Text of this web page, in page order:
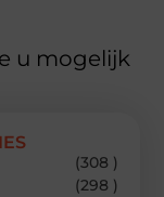
u mogelijk
(308 )
(298 )